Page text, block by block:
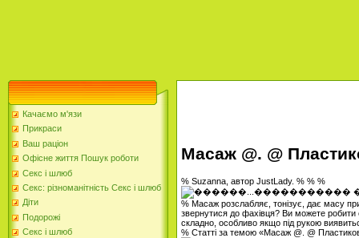
Качаємо м'язи
Прикраси
Ваш раціон
Офісне життя Пошук роботи
Секс і шлюб
Секс: різноманітність Секс і шлюб
Діти
Подорожі
Секс і шлюб
Масаж @. @
% Suzanna, автор JustLady. % % %
% Масаж розслабляє, тонізує, дає масу
звернутися до фахівця? Ви можете
складно, особливо якщо під рукою
% Статті за темою «Масаж @. @